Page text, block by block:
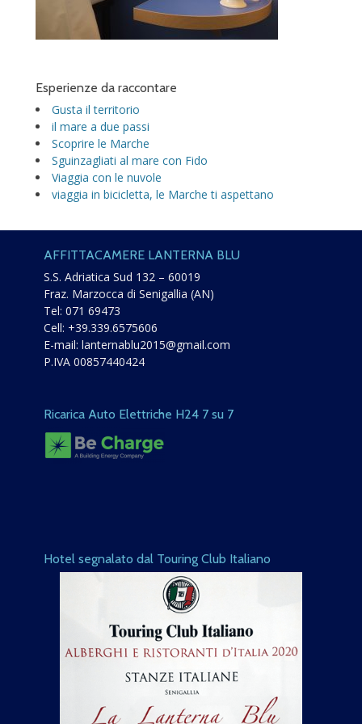
Esperienze da raccontare
Gusta il territorio
il mare a due passi
Scoprire le Marche
Sguinzagliati al mare con Fido
Viaggia con le nuvole
viaggia in bicicletta, le Marche ti aspettano
AFFITTACAMERE LANTERNA BLU
S.S. Adriatica Sud 132 – 60019
Fraz. Marzocca di Senigallia (AN)
Tel: 071 69473
Cell: +39.339.6575606
E-mail: lanternablu2015@gmail.com
P.IVA 00857440424
Ricarica Auto Elettriche H24 7 su 7
Hotel segnalato dal Touring Club Italiano